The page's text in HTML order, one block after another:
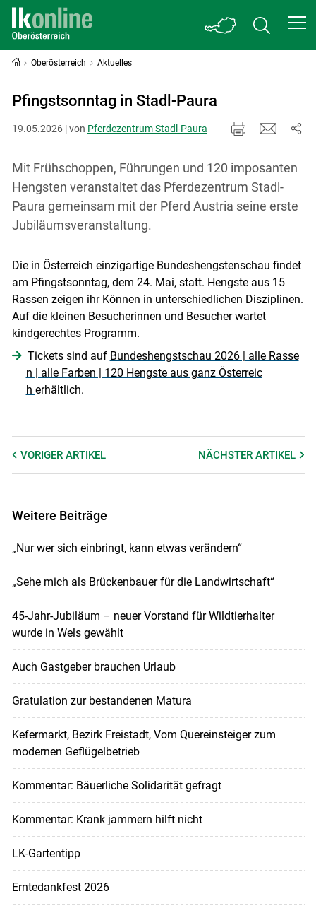
Skip to main content
Oberösterreich Aktuelles
Pfingstsonntag in Stadl-Paura
19.05.2026 | von Pferdezentrum Stadl-Paura
Mit Frühschoppen, Führungen und 120 imposanten
Hengsten veranstaltet das Pferdezentrum Stadl-
Paura gemeinsam mit der Pferd Austria seine erste
Jubiläumsveranstaltung.
Die in Österreich einzigartige Bundeshengstenschau findet
am Pfingstsonntag, dem 24. Mai, statt. Hengste aus 15
Rassen zeigen ihr Können in unterschiedlichen Disziplinen.
Auf die kleinen Besucherinnen und Besucher wartet
kindgerechtes Programm.
Tickets sind auf Bundeshengstschau 2026 | alle Rasse
n | alle Farben | 120 Hengste aus ganz Österreic
h erhältlich.
VORIGER ARTIKEL NÄCHSTERARTIKEL
Weitere Beiträge
„Nur wer sich einbringt, kann etwas verändern“
„Sehe mich als Brückenbauer für die Landwirtschaft“
45-Jahr-Jubiläum – neuer Vorstand für Wildtierhalter
wurde in Wels gewählt
Auch Gastgeber brauchen Urlaub
Gratulation zur bestandenen Matura
Kefermarkt, Bezirk Freistadt, Vom Quereinsteiger zum
modernen Geflügelbetrieb
Kommentar: Bäuerliche Solidarität gefragt
Kommentar: Krank jammern hilft nicht
LK-Gartentipp
Erntedankfest 2026